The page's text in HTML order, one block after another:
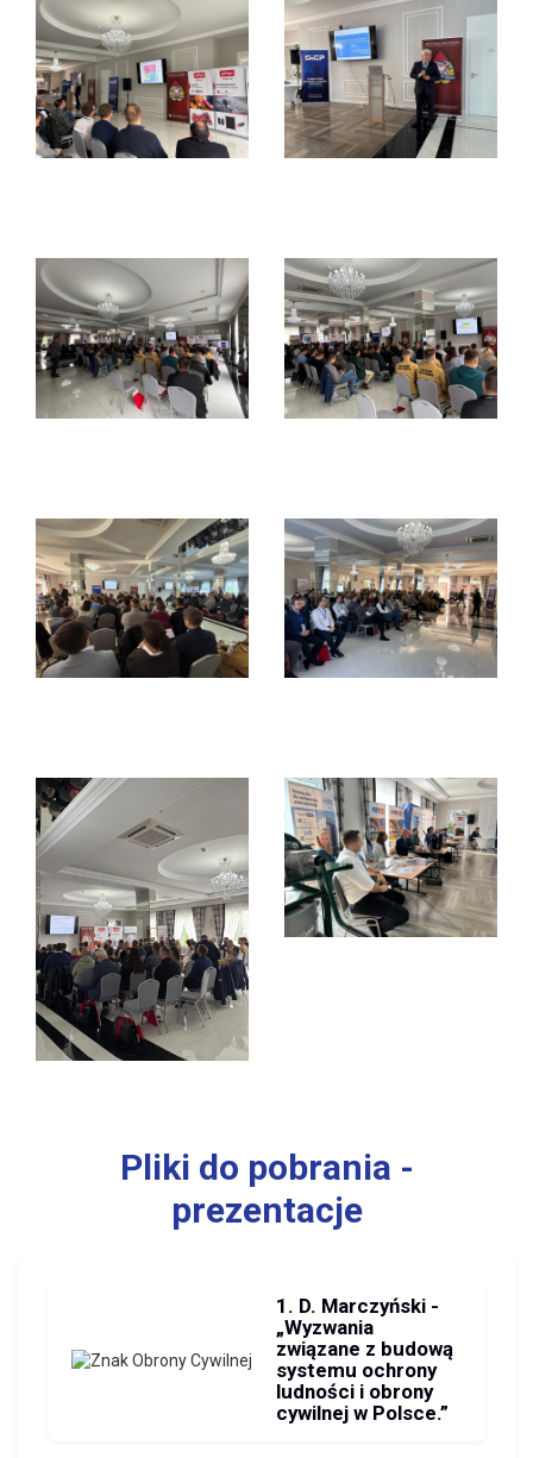
Pliki do pobrania -
prezentacje
1. D. Marczyński -
„Wyzwania
związane z budową
systemu ochrony
ludności i obrony
cywilnej w Polsce.”